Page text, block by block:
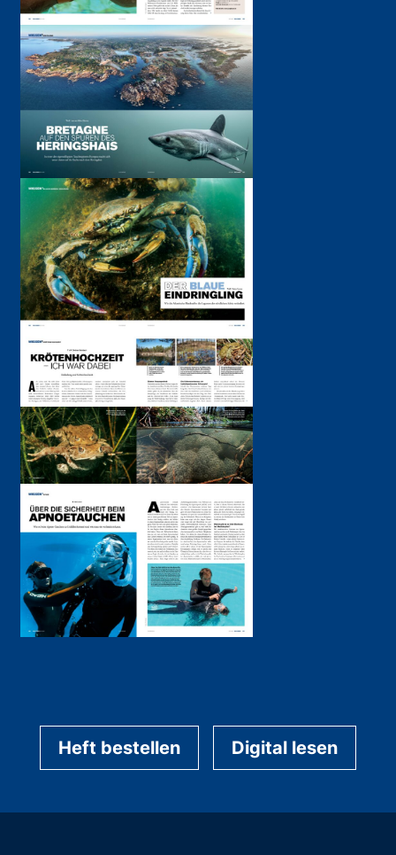
Heft bestellen Digital lesen